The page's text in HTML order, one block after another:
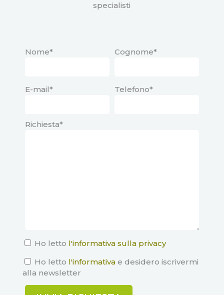
specialisti
Nome* Cognome*
E-mail* Telefono*
Richiesta*
Ho letto l'informativa sulla privacy
Ho letto l'informativae desidero iscrivermi
alla newsletter